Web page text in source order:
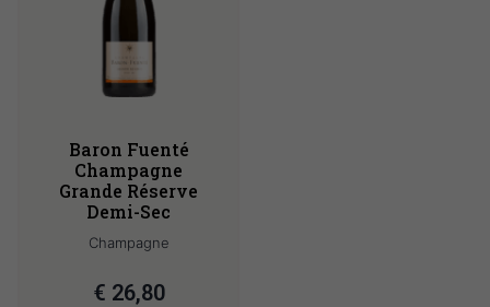
Baron Fuenté
Champagne
Grande Réserve
Demi-Sec
Champagne
€ 26,80